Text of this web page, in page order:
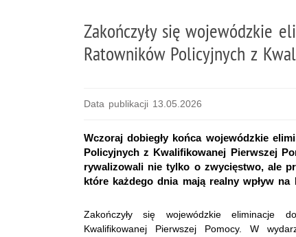
Zakończyły się wojewódzkie
Ratowników Policyjnych z
Data publikacji 13.05.2026
Wczoraj dobiegły końca wojewódzkie
Policyjnych z Kwalifikowanej Pierwszej
rywalizowali nie tylko o zwycięstwo, ale
które każdego dnia mają realny wpływ
Zakończyły się wojewódzkie eliminacje
Kwalifikowanej Pierwszej Pomocy. W